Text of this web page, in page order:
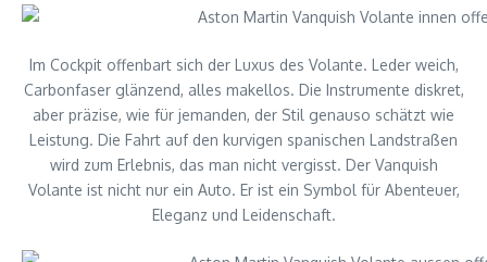
Im Cockpit offenbart sich der Luxus des Volante. Leder weich,
Carbonfaser glänzend, alles makellos. Die Instrumente diskret,
aber präzise, wie für jemanden, der Stil genauso schätzt wie
Leistung. Die Fahrt auf den kurvigen spanischen Landstraßen
wird zum Erlebnis, das man nicht vergisst. Der Vanquish
Volante ist nicht nur ein Auto. Er ist ein Symbol für Abenteuer,
Eleganz und Leidenschaft.